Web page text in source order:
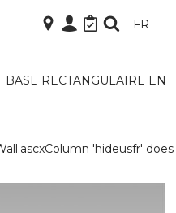
FR
BASE RECTANGULAIRE EN
'hideusfr' does